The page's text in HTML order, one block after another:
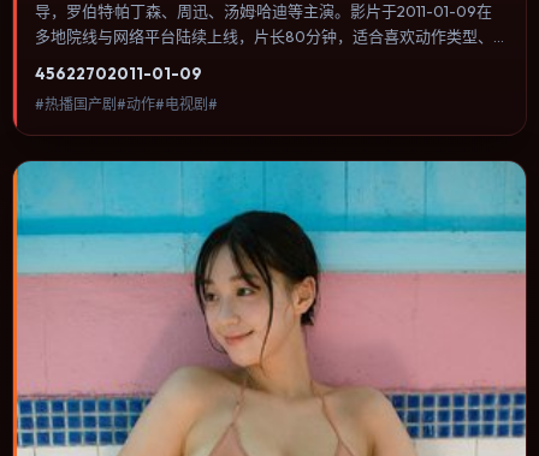
导，罗伯特·帕丁森、周迅、汤姆·哈迪等主演。影片于2011-01-09在
多地院线与网络平台陆续上线，片长80分钟，适合喜欢动作类型、
推进，节奏与视听语言统一，可作为休闲观影或类型片补片的选择。
45622702011-01-09
#热播国产剧#动作#电视剧#